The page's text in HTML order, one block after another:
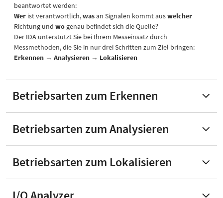
beantwortet werden:
Wer ist verantwortlich,wasan Signalen kommt auswelcher
Richtung und wo genau befindet sich die Quelle?
Der IDA unterstützt Sie bei Ihrem Messeinsatz durch
Messmethoden, die Sie in nur drei Schritten zum Ziel bringen:
Erkennen → Analysieren → Lokalisieren
Betriebsarten zum Erkennen
Betriebsarten zum Analysieren
Betriebsarten zum Lokalisieren